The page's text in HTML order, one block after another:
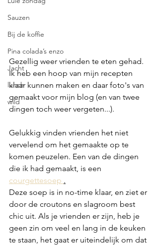
Sauzen
Bij de koffie
Pina colada’s enzo
Jacht
lunch
wild
Gezellig weer vrienden te eten gehad.
Ik heb een hoop van mijn recepten
klaar kunnen maken en daar foto's van
gemaakt voor mijn blog (en van twee
dingen toch weer vergeten...).
Gelukkig vinden vrienden het niet
vervelend om het gemaakte op te
komen peuzelen. Een van de dingen
die ik had gemaakt, is een
courgettesoep .
Deze soep is in no-time klaar, en ziet er
door de croutons en slagroom best
chic uit. Als je vrienden er zijn, heb je
geen zin om veel en lang in de keuken
te staan, het gaat er uiteindelijk om dat